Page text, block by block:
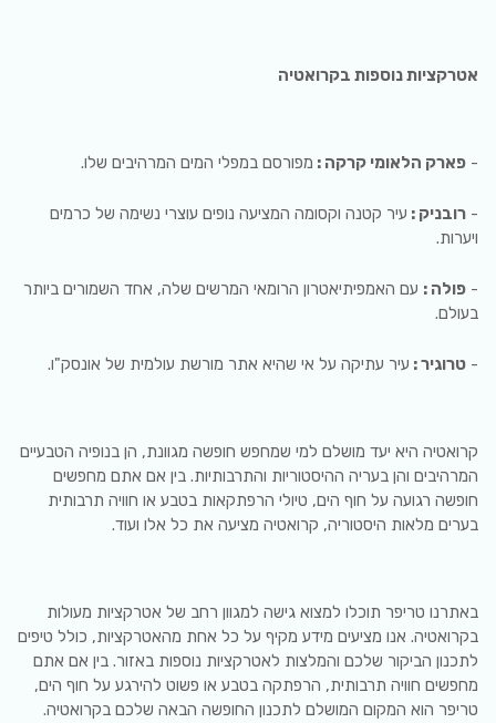
אטרקציות נוספות בקרואטיה
- פארק הלאומי קרקה : מפורסם במפלי המים המרהיבים שלו.
- רובניק : עיר קטנה וקסומה המציעה נופים עוצרי נשימה של כרמים
ויערות.
- פולה : עם האמפיתיאטרון הרומאי המרשים שלה, אחד השמורים ביותר
בעולם.
- טרוגיר : עיר עתיקה על אי שהיא אתר מורשת עולמית של אונסק"ו.
קרואטיה היא יעד מושלם למי שמחפש חופשה מגוונת, הן בנופיה הטבעיים
המרהיבים והן בעריה ההיסטוריות והתרבותיות. בין אם אתם מחפשים
חופשה רגועה על חוף הים, טיולי הרפתקאות בטבע או חוויה תרבותית
בערים מלאות היסטוריה, קרואטיה מציעה את כל אלו ועוד.
באתרנו טריפר תוכלו למצוא גישה למגוון רחב של אטרקציות מעולות
בקרואטיה. אנו מציעים מידע מקיף על כל אחת מהאטרקציות, כולל טיפים
לתכנון הביקור שלכם והמלצות לאטרקציות נוספות באזור. בין אם אתם
מחפשים חוויה תרבותית, הרפתקה בטבע או פשוט להירגע על חוף הים,
טריפר הוא המקום המושלם לתכנון החופשה הבאה שלכם בקרואטיה.